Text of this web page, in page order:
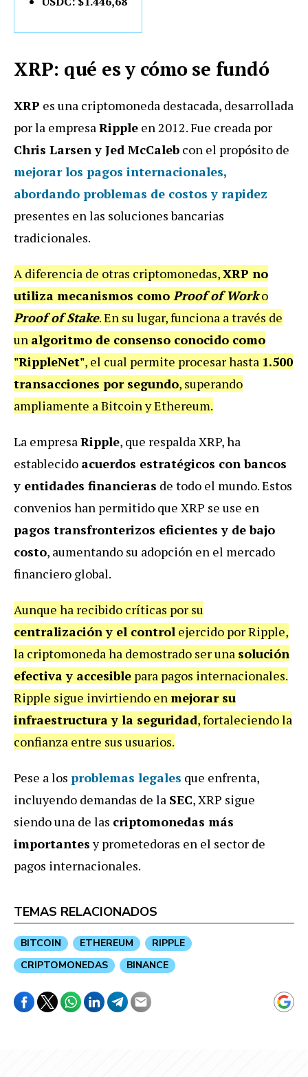
XRP: qué es y cómo se fundó
XRP es una criptomoneda destacada, desarrollada
por la empresaRipple en 2012. Fue creada por
Chris Larsen y Jed McCaleb con el propósito de
mejorar los pagos internacionales,
abordando problemas de costos y rapidez
presentes en las soluciones bancarias
tradicionales.
A diferencia de otras criptomonedas,XRP no
utiliza mecanismos como Proof of Worko
Proof of Stake. En su lugar, funciona a través de
un algoritmo de consenso conocido como
"RippleNet", el cual permite procesar hasta 1.500
transacciones por segundo, superando
ampliamente a Bitcoin y Ethereum.
La empresaRipple, que respalda XRP, ha
establecido acuerdos estratégicos con bancos
y entidades financieras de todo el mundo. Estos
convenios han permitido que XRP se use en
pagos transfronterizos eficientes y de bajo
costo, aumentando su adopción en el mercado
financiero global.
Aunque ha recibido críticas por su
centralización y el control ejercido por Ripple,
la criptomoneda ha demostrado ser una solución
efectiva y accesible para pagos internacionales.
Ripple sigue invirtiendo enmejorar su
infraestructura y la seguridad, fortaleciendo la
confianza entre sus usuarios.
Pese a los problemas legales que enfrenta,
incluyendo demandas de la SEC, XRP sigue
siendo una de las criptomonedas más
importantesy prometedoras en el sector de
pagos internacionales.
TEMAS RELACIONADOS
BITCOIN ETHEREUM
RIPPLE
CRIPTOMONEDAS
BINANCE